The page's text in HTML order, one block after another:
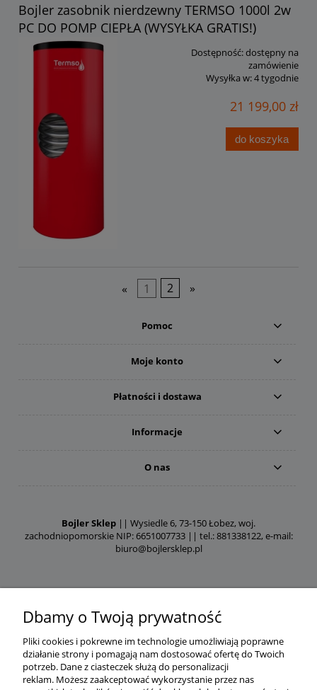
Bojler zasobnik nierdzewny TERMSO 1000l 2w
PC DO POMP CIEPŁA (WYSYŁKA GRATIS!)
Dostępność:dostępny na
zamówienie
Wysyłka w:4 tygodnie
21 199,00 zł
do koszyka
« 1 2 »
Pomoc
Moje konto
Płatności i dostawa
Informacje
O nas
Bojler Sklep || Wysiedle 6, 73-150 Łobez, woj.
zachodniopomorskie NIP: 6651007733 || tel.: 881338122, e-mail:
biuro@bojlersklep.pl
Dbamy o Twoją prywatność
Pliki cookies i pokrewne im technologie umożliwiają poprawne
działanie strony i pomagają nam dostosować ofertę do Twoich
potrzeb. Dane z ciasteczek służą do personalizacji
reklam. Możesz zaakceptować wykorzystanie przez nas